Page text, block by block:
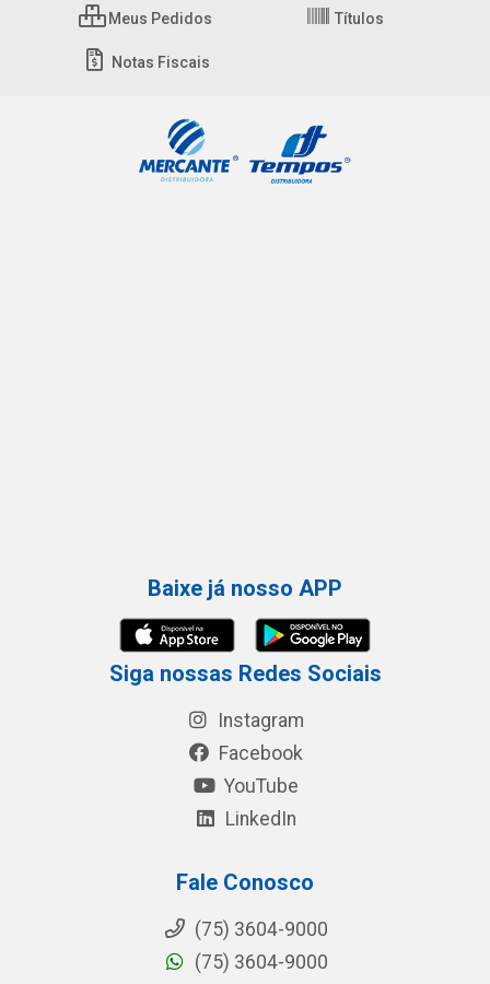
Meus Pedidos Títulos
Notas Fiscais
Baixe já nosso APP
Siga nossas Redes Sociais
Instagram
Facebook
YouTube
LinkedIn
Fale Conosco
(75) 3604-9000
(75) 3604-9000